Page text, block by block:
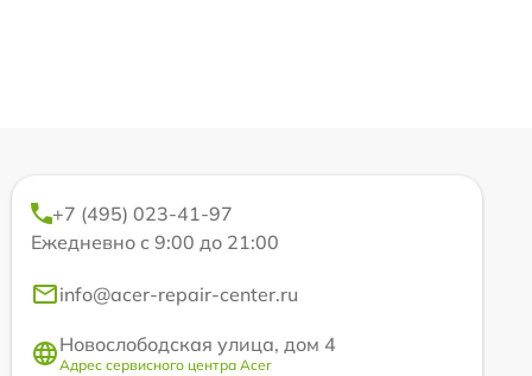
+7 (495) 023-41-97
Ежедневно с 9:00 до 21:00
info@acer-repair-center.ru
Новослободская улица, дом 4
Адрес сервисного центра Acer